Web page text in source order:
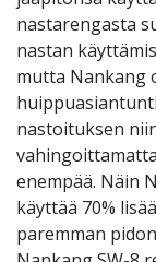
nastarengasta
nastan
mutta Nankang
nastoituksen
enempää. Näin
käyttää 70%
paremman